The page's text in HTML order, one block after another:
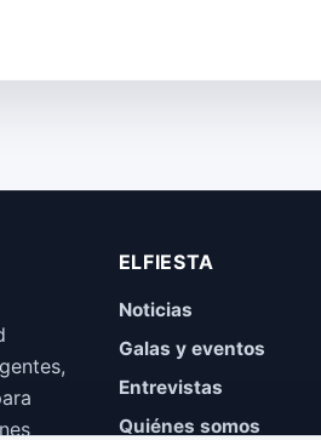
ELFIESTA
Noticias
Galas y eventos
Entrevistas
Quiénes somos